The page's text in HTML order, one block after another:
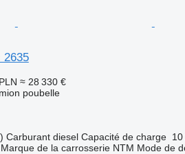
2635
≈ 28 330 €
poubelle
Carburant diesel Capacité de charge 10
Marque de la carrosserie NTM Mode de